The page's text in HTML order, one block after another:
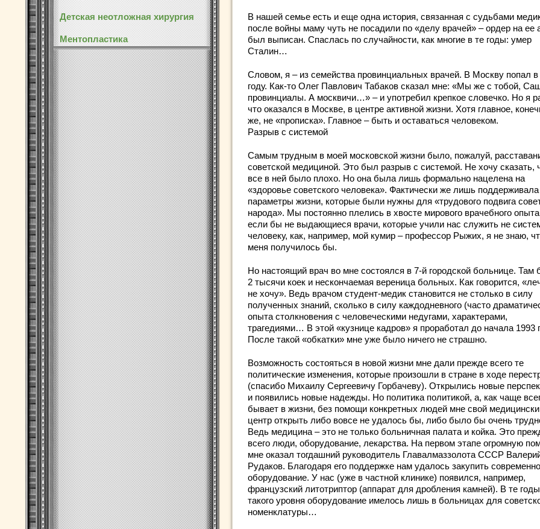
Детская неотложная хирургия
Ментопластика
В нашей семье есть и еще одна история, связанная с судьбами
после войны маму чуть не посадили по «делу врачей» – ордер на ее
был выписан. Спаслась по случайности, как многие в те годы: умер
Сталин…
Словом, я – из семейства провинциальных врачей. В Москву попал в
году. Как-то Олег Павлович Табаков сказал мне: «Мы же с тобой,
провинциалы. А москвичи…» – и употребил крепкое словечко. Но я
что оказался в Москве, в центре активной жизни. Хотя главное,
же, не «прописка». Главное – быть и оставаться человеком.
Разрыв с системой
Самым трудным в моей московской жизни было, пожалуй,
советской медициной. Это был разрыв с системой. Не хочу сказать,
все в ней было плохо. Но она была лишь формально нацелена на
«здоровье советского человека». Фактически же лишь поддерживала
параметры жизни, которые были нужны для «трудового подвига
народа». Мы постоянно плелись в хвосте мирового врачебного
если бы не выдающиеся врачи, которые учили нас служить не
человеку, как, например, мой кумир – профессор Рыжих, я не знаю,
меня получилось бы.
Но настоящий врач во мне состоялся в 7-й городской больнице. Там
2 тысячи коек и нескончаемая вереница больных. Как говорится,
не хочу». Ведь врачом студент-медик становится не столько в силу
полученных знаний, сколько в силу каждодневного (часто
опыта столкновения с человеческими недугами, характерами,
трагедиями… В этой «кузнице кадров» я проработал до начала 1993
После такой «обкатки» мне уже было ничего не страшно.
Возможность состояться в новой жизни мне дали прежде всего те
политические изменения, которые произошли в стране в ходе
(спасибо Михаилу Сергеевичу Горбачеву). Открылись новые
и появились новые надежды. Но политика политикой, а, как чаще
бывает в жизни, без помощи конкретных людей мне свой
центр открыть либо вовсе не удалось бы, либо было бы очень
Ведь медицина – это не только больничная палата и койка. Это
всего люди, оборудование, лекарства. На первом этапе огромную
мне оказал тогдашний руководитель Главалмаззолота СССР
Рудаков. Благодаря его поддержке нам удалось закупить
оборудование. У нас (уже в частной клинике) появился, например,
французский литотриптор (аппарат для дробления камней). В те годы
такого уровня оборудование имелось лишь в больницах для
номенклатуры…